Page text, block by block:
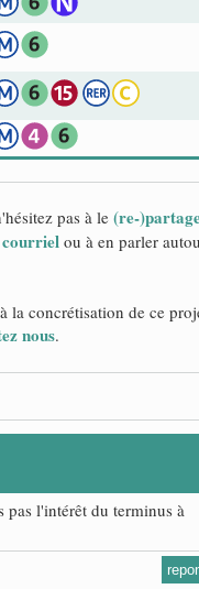
pas à le (re-
courriel ou à en parler
la concrétisation de ce
nous.
pas l'intérêt du terminus à